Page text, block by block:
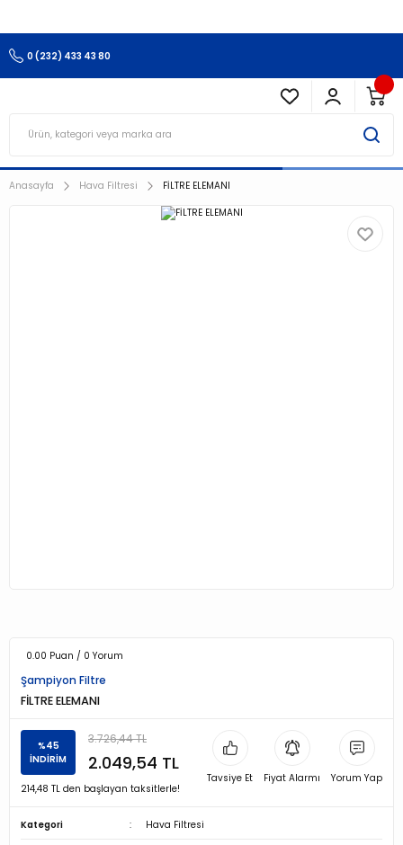
0 (232) 433 43 80
Anasayfa Hava Filtresi FİLTRE ELEMANI
0.00 Puan / 0 Yorum
Şampiyon Filtre
FİLTRE ELEMANI
%45
İNDİRİM
3.726,44 TL
2.049,54 TL
214,48 TL den başlayan taksitlerle!
Tavsiye Et Fiyat Alarmı Yorum Yap
Kategori Hava Filtresi